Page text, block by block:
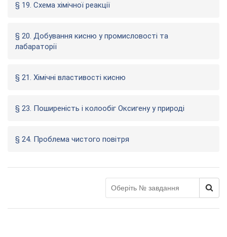
§ 19. Схема хімічної реакції
§ 20. Добування кисню у промисловості та
лабараторії
§ 21. Хімічні властивості кисню
§ 23. Поширеність і колообіг Оксигену у природі
§ 24. Проблема чистого повітря